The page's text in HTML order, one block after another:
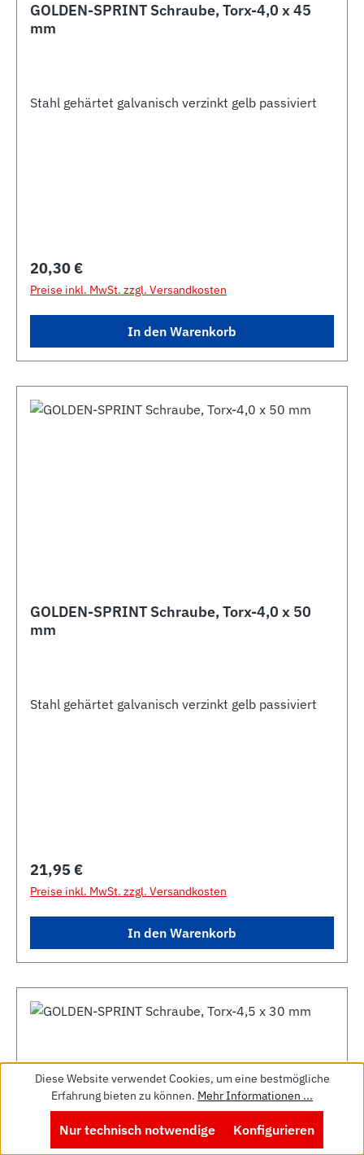
GOLDEN-SPRINT Schraube, Torx-4,0 x 45
mm
Stahl gehärtet galvanisch verzinkt gelb passiviert
Regulärer Preis:
20,30 €
Preise inkl. MwSt. zzgl. Versandkosten
In den Warenkorb
GOLDEN-SPRINT Schraube, Torx-4,0 x 50
mm
Stahl gehärtet galvanisch verzinkt gelb passiviert
Regulärer Preis:
21,95 €
Preise inkl. MwSt. zzgl. Versandkosten
In den Warenkorb
Diese Website verwendet Cookies, um eine bestmögliche
Erfahrung bieten zu können. Mehr Informationen ...
Nur technisch notwendige Konfigurieren